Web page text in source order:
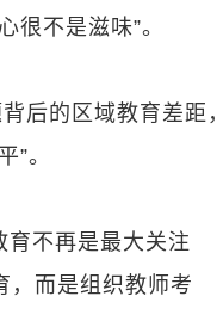
很不是滋味”。
后的区域教育差距，
”。
不再是最大关注
，而是组织教师考